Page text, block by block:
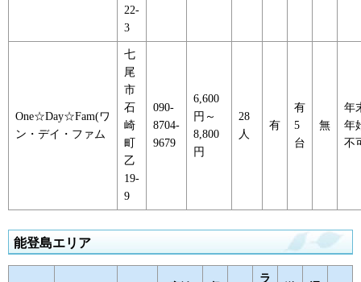
22-
3
One☆Day☆Fam(ワ
ン・デイ・ファム
七
尾
市
石
崎
町
乙
19-
9
090-
8704-
9679
6,600
円～
8,800
円
28
人
有
有
5
台
無
年
年
不
能登島エリア
ラ